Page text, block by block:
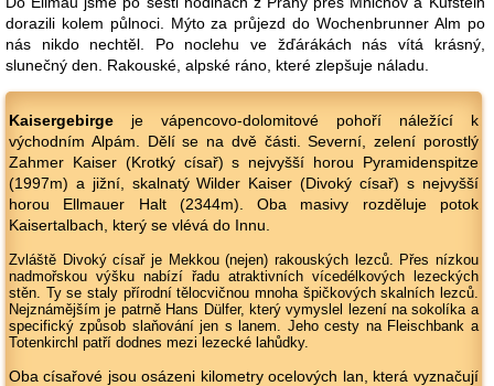
dorazili kolem půlnoci. Mýto za průjezd do Wochenbrunner Alm po
nás nikdo nechtěl. Po noclehu ve žďárákách nás vítá krásný,
slunečný den. Rakouské, alpské ráno, které zlepšuje náladu.
Kaisergebirge je vápencovo-dolomitové pohoří náležící k
východním Alpám. Dělí se na dvě části. Severní, zelení porostlý
Zahmer Kaiser (Krotký císař) s nejvyšší horou Pyramidenspitze
(1997m) a jižní, skalnatý Wilder Kaiser (Divoký císař) s nejvyšší
horou Ellmauer Halt (2344m). Oba masivy rozděluje potok
Kaisertalbach, který se vlévá do Innu.
Zvláště Divoký císař je Mekkou (nejen) rakouských lezců. Přes nízkou
nadmořskou výšku nabízí řadu atraktivních vícedélkových lezeckých
stěn. Ty se staly přírodní tělocvičnou mnoha špičkových skalních lezců.
Nejznámějším je patrně Hans Dülfer, který vymyslel lezení na sokolíka a
specifický způsob slaňování jen s lanem. Jeho cesty na Fleischbank a
Totenkirchl patří dodnes mezi lezecké lahůdky.
Oba císařové jsou osázeni kilometry ocelových lan, která vyznačují